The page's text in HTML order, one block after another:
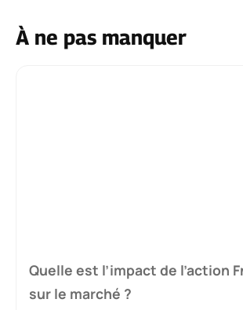
À ne pas manquer
Quelle est l’impact de l’action
sur le marché ?